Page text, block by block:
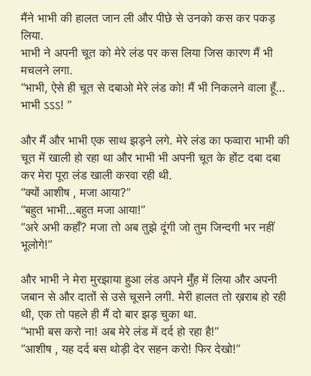
मैंने भाभी की हालत जान ली और पीछे से उनको कस कर पकड़
लिया.
भाभी ने अपनी चूत को मेरे लंड पर कस लिया जिस कारण मैं भी
मचलने लगा.
“भाभी, ऐसे ही चूत से दबाओ मेरे लंड को! मैं भी निकलने वाला हूँ…
भाभी ऽऽऽ! ”
और मैं और भाभी एक साथ झड़ने लगे. मेरे लंड का फव्वारा भाभी की
चूत में खाली हो रहा था और भाभी भी अपनी चूत के होंट दबा दबा
कर मेरा पूरा लंड खाली करवा रही थी.
“क्यों आशीष , मजा आया?”
“बहुत भाभी…बहुत मजा आया!”
“अरे अभी कहाँ? मजा तो अब तुझे दूंगी जो तुम जिन्दगी भर नहीं
भूलोगे!”
और भाभी ने मेरा मुरझाया हुआ लंड अपने मुँह में लिया और अपनी
जबान से और दातों से उसे चूसने लगी. मेरी हालत तो ख़राब हो रही
थी, एक तो पहले ही मैं दो बार झड़ चुका था.
“भाभी बस करो ना! अब मेरे लंड में दर्द हो रहा है!”
“आशीष , यह दर्द बस थोड़ी देर सहन करो! फिर देखो!”